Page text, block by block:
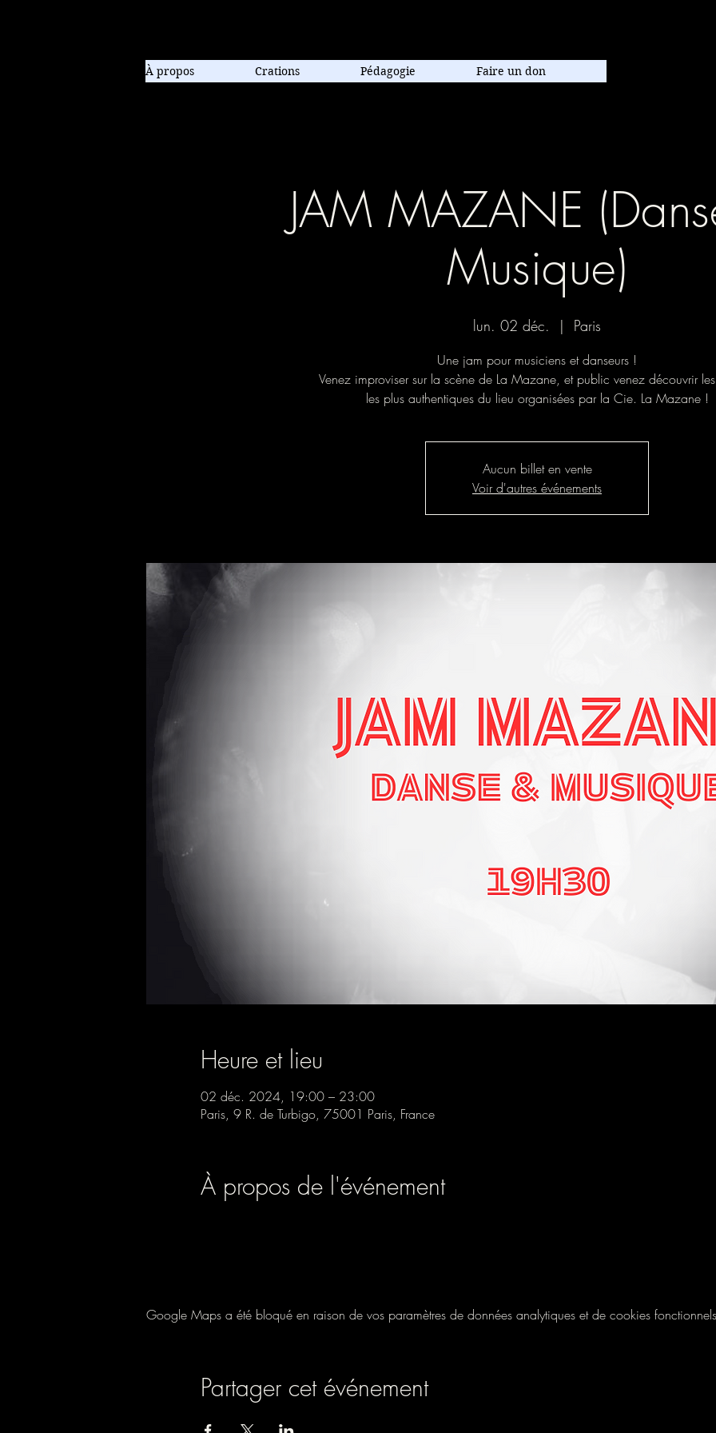
À propos Crations Pédagogie Faire un don
JAM MAZANE
Musique)
lun. 02 déc.
  |
Paris
Une jam pour musiciens et danseurs !
Venez improviser sur la scène de La Mazane, et public venez découvrir
les plus authentiques du lieu organisées par la Cie. La Mazane !
Aucun billet en vente
Voir d'autres événements
Heure et lieu
02 déc. 2024, 19:00 – 23:00
Paris, 9 R. de Turbigo, 75001 Paris, France
À propos de l'événement
Google Maps a été bloqué en raison de vos paramètres de données analytiques et de cookies
Partager cet événement